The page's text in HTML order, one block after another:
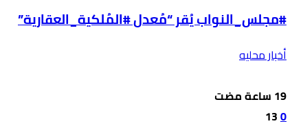
#مجلس_النواب يُقر “مُعدل #المُلكية_العقارية”
أخبار محليه
0
13